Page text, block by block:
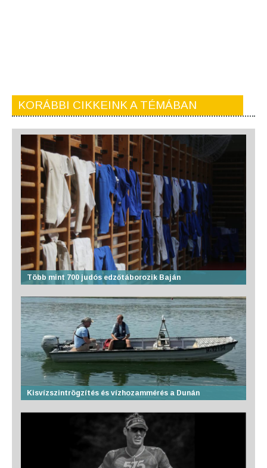
KORÁBBI CIKKEINK A TÉMÁBAN
Több mint 700 judós edzőtáborozik Baján
Kisvízszintrögzítés és vízhozammérés a Dunán